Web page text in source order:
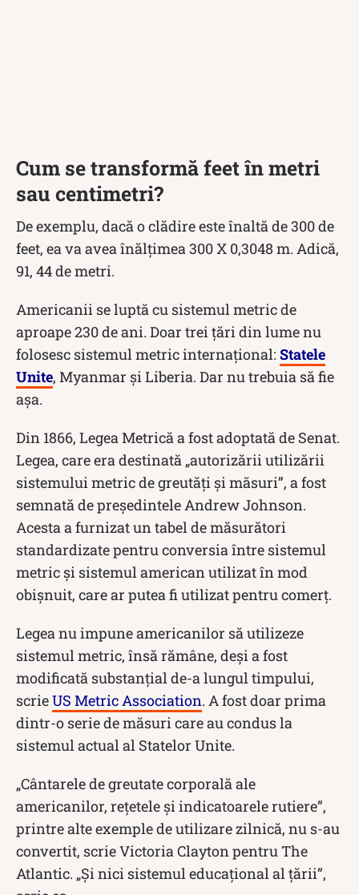
Cum se transformă feet în metri
sau centimetri?
De exemplu, dacă o clădire este înaltă de 300 de
feet, ea va avea înălțimea 300 X 0,3048 m. Adică,
91, 44 de metri.
Americanii se luptă cu sistemul metric de
aproape 230 de ani. Doar trei țări din lume nu
folosesc sistemul metric internațional: Statele
Unite, Myanmar și Liberia. Dar nu trebuia să fie
așa.
Din 1866, Legea Metrică a fost adoptată de Senat.
Legea, care era destinată „autorizării utilizării
sistemului metric de greutăți și măsuri”, a fost
semnată de președintele Andrew Johnson.
Acesta a furnizat un tabel de măsurători
standardizate pentru conversia între sistemul
metric și sistemul american utilizat în mod
obișnuit, care ar putea fi utilizat pentru comerț.
Legea nu impune americanilor să utilizeze
sistemul metric, însă rămâne, deși a fost
modificată substanțial de-a lungul timpului,
scrieUS Metric Association. A fost doar prima
dintr-o serie de măsuri care au condus la
sistemul actual al Statelor Unite.
„Cântarele de greutate corporală ale
americanilor, rețetele și indicatoarele rutiere”,
printre alte exemple de utilizare zilnică, nu s-au
convertit, scrie Victoria Clayton pentru The
Atlantic. „Și nici sistemul educațional al țării”,